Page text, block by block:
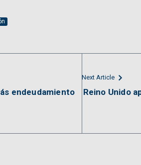
endeudamiento
Next Article
Reino Unido